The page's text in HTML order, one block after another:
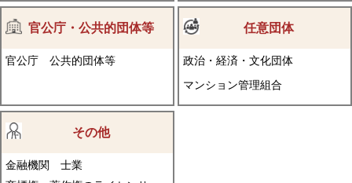
官公庁・公共的団体等
官公庁 公共的団体等
任意団体
政治・経済・文化団体
マンション管理組合
その他
金融機関
士業